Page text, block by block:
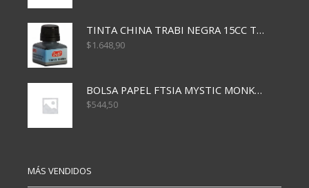
TINTA CHINA TRABI NEGRA 15CC TR3460
$1.648,90
BOLSA PAPEL FTSIA MYSTIC MONKEY 14/08/20
$544,50
MÁS VENDIDOS